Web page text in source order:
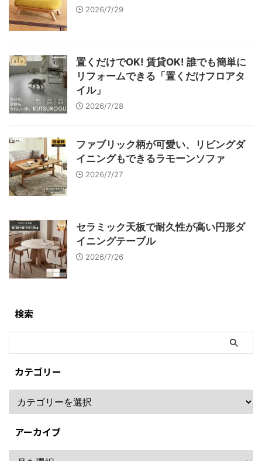
2026/7/29
置くだけでOK! 賃貸OK! 誰でも簡単に
リフォームできる「置くだけフロアタ
イル」
2026/7/28
ファブリック柄が可愛い、リビングダ
イニングもできるラモーンソファ
2026/7/27
セラミック天板で耐久性が高い円形ダ
イニングテーブル
2026/7/26
検索
カテゴリー
アーカイブ